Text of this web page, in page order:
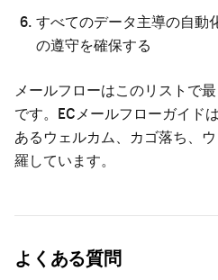
すべてのデータ主導の自動
の遵守を確保する
メールフローはこのリストで
です。 ECメールフローガイド
あるウェルカム、カゴ落ち、
羅しています。
よくある質問